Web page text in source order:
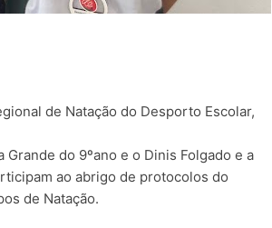
de Natação do Desporto Escolar,
do 9ºano e o Dinis Folgado e a
ao abrigo de protocolos do
de Natação.